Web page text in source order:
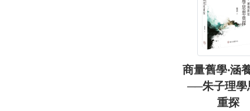
商量舊學‧涵
──朱子理學
重探